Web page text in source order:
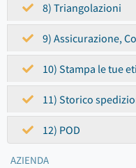
8) Triangolazioni
9) Assicurazione,
10) Stampa le tue
11) Storico
12) POD
AZIENDA